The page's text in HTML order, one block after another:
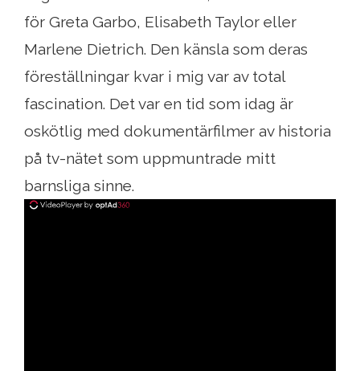
för Greta Garbo, Elisabeth Taylor eller
Marlene Dietrich. Den känsla som deras
föreställningar kvar i mig var av total
fascination. Det var en tid som idag är
oskötlig med dokumentärfilmer av historia
på tv-nätet som uppmuntrade mitt
barnsliga sinne.